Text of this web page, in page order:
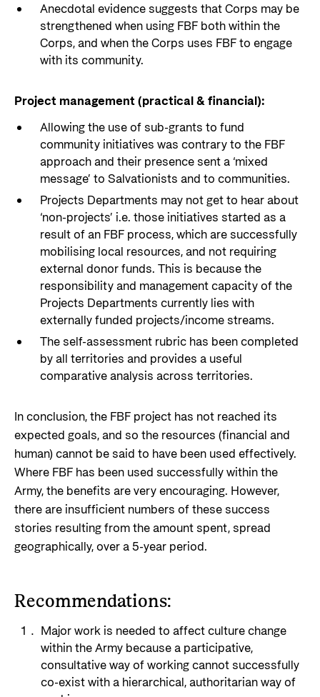
Anecdotal evidence suggests that Corps may be
strengthened when using FBF both within the
Corps, and when the Corps uses FBF to engage
with its community.
Project management (practical & financial):
Allowing the use of sub-grants to fund
community initiatives was contrary to the FBF
approach and their presence sent a ‘mixed
message’ to Salvationists and to communities.
Projects Departments may not get to hear about
‘non-projects’ i.e. those initiatives started as a
result of an FBF process, which are successfully
mobilising local resources, and not requiring
external donor funds. This is because the
responsibility and management capacity of the
Projects Departments currently lies with
externally funded projects/income streams.
The self-assessment rubric has been completed
by all territories and provides a useful
comparative analysis across territories.
In conclusion, the FBF project has not reached its
expected goals, and so the resources (financial and
human) cannot be said to have been used effectively.
Where FBF has been used successfully within the
Army, the benefits are very encouraging. However,
there are insufficient numbers of these success
stories resulting from the amount spent, spread
geographically, over a 5-year period.
Recommendations:
Major work is needed to affect culture change
within the Army because a participative,
consultative way of working cannot successfully
co-exist with a hierarchical, authoritarian way of